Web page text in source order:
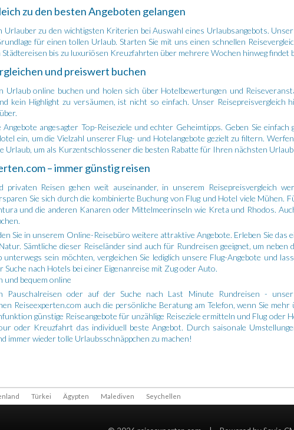
zu den besten Angeboten gelangen
Urlauber zu den wichtigsten Kriterien bei Auswahl eines Urlaubsangebots.
für einen tollen Urlaub. Starten Sie mit uns einen schnellen
bis zu luxuriösen Kreuzfahrten über mehrere Wochen hinweg findet
und preiswert buchen
Urlaub online buchen und holen sich über Hotelbewertungen und
kein Highlight zu versäumen, ist nicht so einfach. Unser
angesagter Top-Reiseziele und echter Geheimtipps. Geben Sie
ein, um die Vielzahl unserer Flug- und Hotelangebote gezielt zu filtern.
Urlaub, um als Kurzentschlossener die besten Rabatte für Ihren nächsten
– immer günstig reisen
privaten Reisen gehen weit auseinander, in unserem Reisepreisvergleich
Sie sich durch die kombinierte Buchung von Flug und Hotel viele
und die anderen Kanaren oder Mittelmeerinseln wie Kreta und Rhodos.
Sie in unserem Online-Reisebüro weitere attraktive Angebote. Erleben Sie
Sämtliche dieser Reiseländer sind auch für Rundreisen geeignet, um
sein möchten, vergleichen Sie lediglich unsere Flug-Angebote und
nach Hotels bei einer Eigenanreise mit Zug oder Auto.
und bequem online
Pauschalreisen oder auf der Suche nach Last Minute Rundreisen -
Reiseexperten.com auch die persönliche Beratung am Telefon, wenn Sie
günstige Reiseangebote für unzählige Reiseziele ermitteln und Flug oder
oder Kreuzfahrt das individuell beste Angebot. Durch saisonale
immer wieder tolle Urlaubsschnäppchen zu machen!
Türkei Ägypten Malediven Seychellen